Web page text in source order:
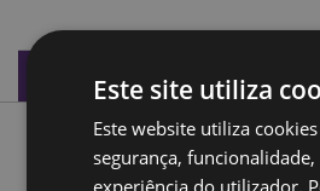
Especificações do Produto
Descrição do Produto
Este site utiliza
Este website utiliza
segurança,